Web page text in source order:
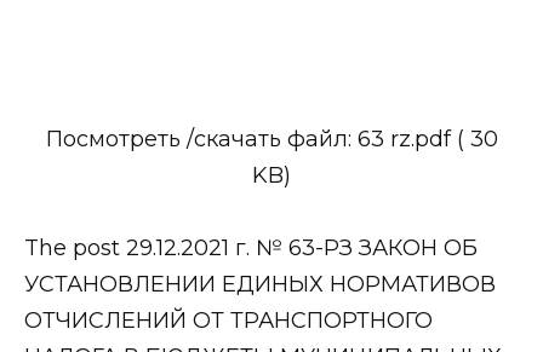
Посмотреть /скачать файл: 63 rz.pdf ( 30
KB)
The post 29.12.2021 г. № 63-РЗ ЗАКОН ОБ
УСТАНОВЛЕНИИ ЕДИНЫХ НОРМАТИВОВ
ОТЧИСЛЕНИЙ ОТ ТРАНСПОРТНОГО